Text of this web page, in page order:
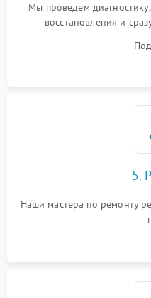
Мы проведем
восстановления и
5.
Наши мастера по ремонту